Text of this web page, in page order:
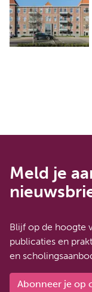
Meld je
Blijf op de hoogte
publicaties en
en
Abonneer je op